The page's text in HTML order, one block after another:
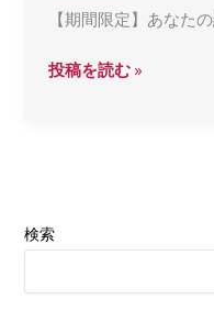
化
計
さ
イ
第
弾
【期間限定】あなた
社
計
え
投稿を読む »
検索